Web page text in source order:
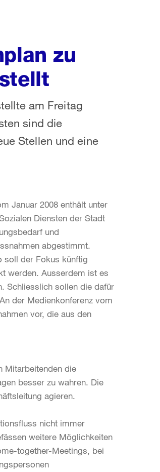
zu
am Freitag
sind die
Stellen und eine
Januar 2008 enthält unter
Diensten der Stadt
und
abgestimmt.
soll der Fokus künftig
werden. Ausserdem ist es
Schliesslich sollen die dafür
der Medienkonferenz vom
vor, die aus den
Mitarbeitenden die
besser zu wahren. Die
agieren.
nicht immer
weitere Möglichkeiten
together-Meetings, bei